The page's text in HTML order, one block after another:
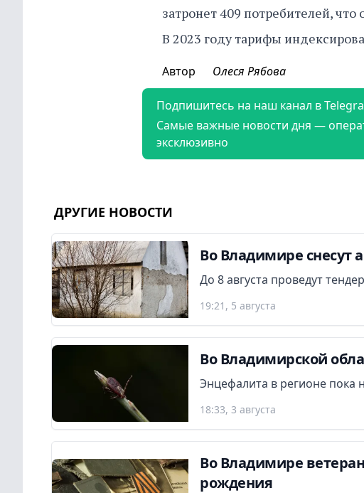
затронет 409 потребителей,
В 2023 году тарифы
Автор Олеся Рябова
Подпишитесь на наш канал в
Самые важные новости дня —
эксклюзивно
ДРУГИЕ НОВОСТИ
Во Владимире снесут
До 8 августа проведут
19:21, 5 августа
Во Владимирской
Энцефалита в регионе пока
18:33, 3 августа
Во Владимире
рождения